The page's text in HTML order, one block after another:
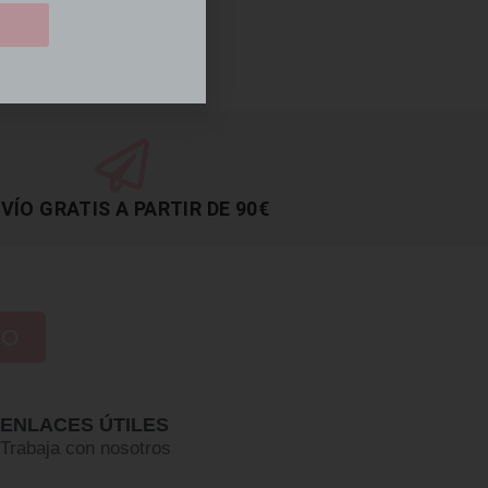
GRATIS A PARTIR DE 90€
ENLACES ÚTILES
Trabaja con nosotros